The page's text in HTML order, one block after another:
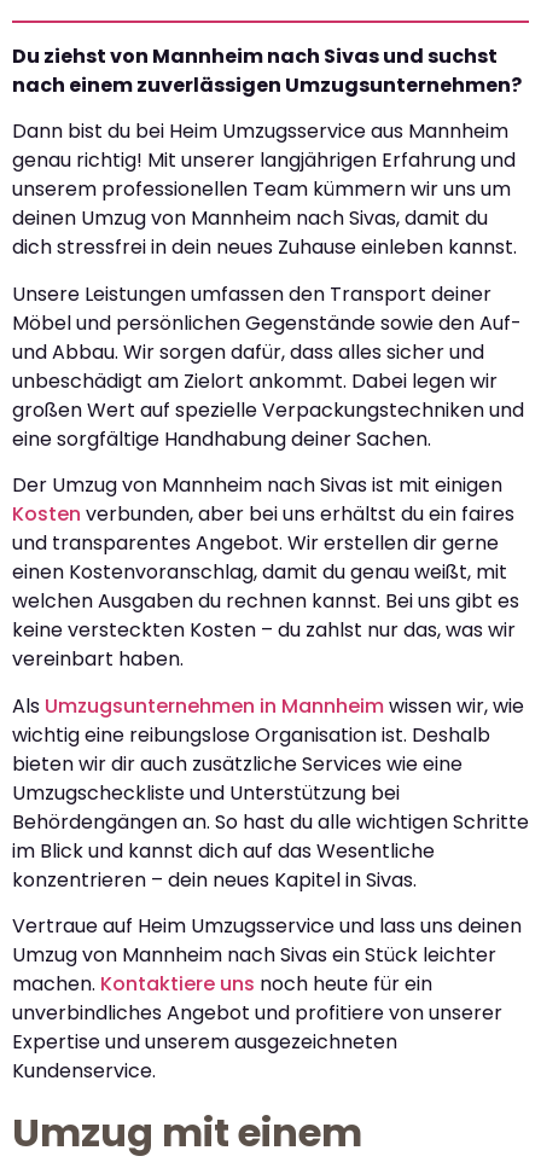
Du ziehst von Mannheim nach Sivas und suchst
nach einem zuverlässigen Umzugsunternehmen?
Dann bist du bei Heim Umzugsservice aus Mannheim
genau richtig! Mit unserer langjährigen Erfahrung und
unserem professionellen Team kümmern wir uns um
deinen Umzug von Mannheim nach Sivas, damit du
dich stressfrei in dein neues Zuhause einleben kannst.
Unsere Leistungen umfassen den Transport deiner
Möbel und persönlichen Gegenstände sowie den Auf-
und Abbau. Wir sorgen dafür, dass alles sicher und
unbeschädigt am Zielort ankommt. Dabei legen wir
großen Wert auf spezielle Verpackungstechniken und
eine sorgfältige Handhabung deiner Sachen.
Der Umzug von Mannheim nach Sivas ist mit einigen
Kosten verbunden, aber bei uns erhältst du ein faires
und transparentes Angebot. Wir erstellen dir gerne
einen Kostenvoranschlag, damit du genau weißt, mit
welchen Ausgaben du rechnen kannst. Bei uns gibt es
keine versteckten Kosten – du zahlst nur das, was wir
vereinbart haben.
Als Umzugsunternehmen in Mannheimwissen wir, wie
wichtig eine reibungslose Organisation ist. Deshalb
bieten wir dir auch zusätzliche Services wie eine
Umzugscheckliste und Unterstützung bei
Behördengängen an. So hast du alle wichtigen Schritte
im Blick und kannst dich auf das Wesentliche
konzentrieren – dein neues Kapitel in Sivas.
Vertraue auf Heim Umzugsservice und lass uns deinen
Umzug von Mannheim nach Sivas ein Stück leichter
machen. Kontaktiere uns noch heute für ein
unverbindliches Angebot und profitiere von unserer
Expertise und unserem ausgezeichneten
Kundenservice.
Umzug mit einem